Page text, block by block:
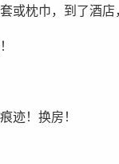
或枕巾，到了酒店
迹！换房！